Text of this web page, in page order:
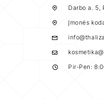
Darbo a. 5,
Įmonės
Pir-Pen: